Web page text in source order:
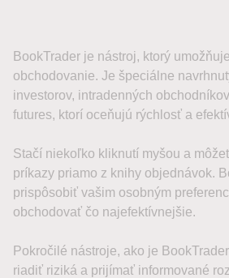
BookTrader je nástroj, ktorý
obchodovanie. Je špeciálne
investorov, intradenných
futures, ktorí oceňujú rýchlosť a
Stačí niekoľko kliknutí myšou a
príkazy priamo z knihy objednávok.
prispôsobiť vašim osobným
obchodovať čo najefektívnejšie.
Pokročilé nástroje, ako je
riadiť riziká a prijímať informované